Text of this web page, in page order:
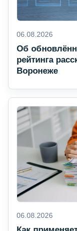
06.08.2026
Об
рейтинга
Воронеже
06.08.2026